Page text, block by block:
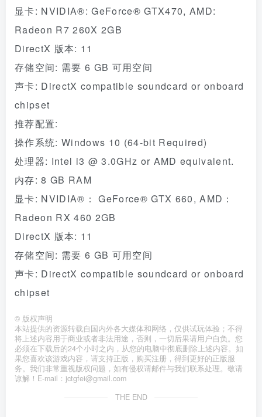
显卡: NVIDIA®: GeForce® GTX470, AMD:
Radeon R7 260X 2GB
DirectX 版本: 11
存储空间: 需要 6 GB 可用空间
声卡: DirectX compatible soundcard or onboard
chipset
推荐配置:
操作系统: Windows 10 (64-bit Required)
处理器: Intel i3 @ 3.0GHz or AMD equivalent.
内存: 8 GB RAM
显卡: NVIDIA®： GeForce® GTX 660, AMD：
Radeon RX 460 2GB
DirectX 版本: 11
存储空间: 需要 6 GB 可用空间
声卡: DirectX compatible soundcard or onboard
chipset
© 版权声明
本站提供的资源转载自国内外各大媒体和网络，仅供试玩体验；不得
将上述内容用于商业或者非法用途，否则，一切后果请用户自负。您
必须在下载后的24个小时之内，从您的电脑中彻底删除上述内容。如
果您喜欢该游戏内容，请支持正版，购买注册，得到更好的正版服
务。我们非常重视版权问题，如有侵权请邮件与我们联系处理。敬请
谅解！E-mail：jctgfei@gmail.com
THE END